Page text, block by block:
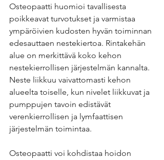
Osteopaatti huomioi tavallisesta
poikkeavat turvotukset ja varmistaa
ympäröivien kudosten hyvän toiminnan
edesauttaen nestekiertoa. Rintakehän
alue on merkittävä koko kehon
nestekierrollisen järjestelmän kannalta.
Neste liikkuu vaivattomasti kehon
alueelta toiselle, kun nivelet liikkuvat ja
pumppujen tavoin edistävät
verenkierrollisen ja lymfaattisen
järjestelmän toimintaa.
Osteopaatti voi kohdistaa hoidon